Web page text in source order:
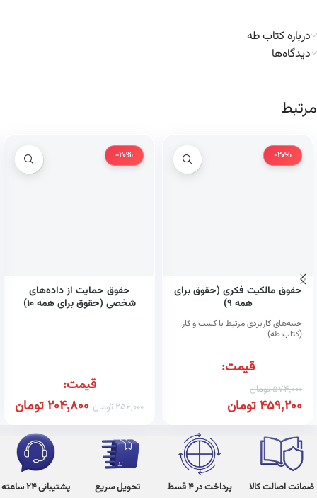
درباره کتاب طه
دیدگاه‌ها
مرتبط
-20%
حقوق مالکیت فکری (حقوق برای
همه ۹)
جنبه‌های کاربردی مرتبط با کسب و کار
(کتاب طه)
قیمت:
574,000تومان
459,200تومان
-20%
حقوق حمایت از داده‌های
شخصی (حقوق برای همه ۱۰)
قیمت:
256,000تومان 204,800تومان
ضمانت اصالت کالا پرداخت در 4 قسط تحویل سریع پشتیبانی 24 ساعته